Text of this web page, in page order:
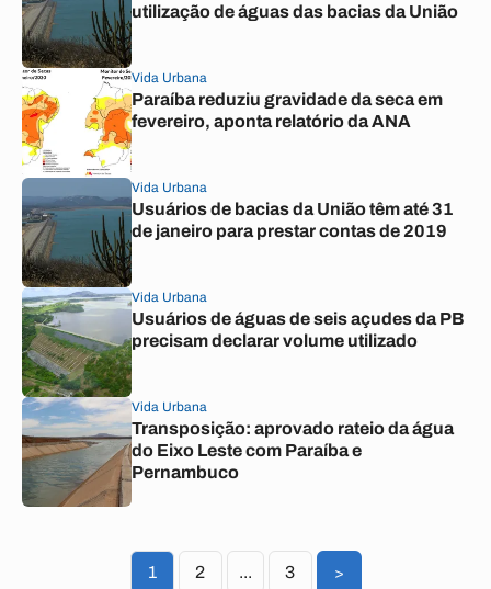
utilização de águas das bacias da União
Vida Urbana
Paraíba reduziu gravidade da seca em
fevereiro, aponta relatório da ANA
Vida Urbana
Usuários de bacias da União têm até 31
de janeiro para prestar contas de 2019
Vida Urbana
Usuários de águas de seis açudes da PB
precisam declarar volume utilizado
Vida Urbana
Transposição: aprovado rateio da água
do Eixo Leste com Paraíba e
Pernambuco
1 2 ... 3 >